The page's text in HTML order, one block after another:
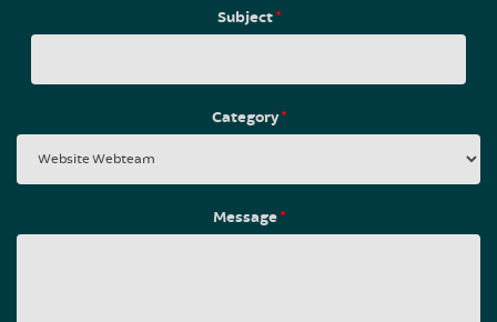
Subject*
Category*
Message*